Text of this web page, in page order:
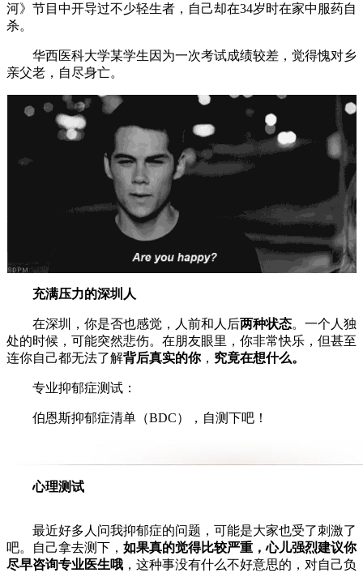
河》节目中开导过不少轻生者，自己却在34岁时在家中服药自
杀。
华西医科大学某学生因为一次考试成绩较差，觉得愧对乡
亲父老，自尽身亡。
充满压力的深圳人
在深圳，你是否也感觉，人前和人后两种状态。一个人独
处的时候，可能突然悲伤。在朋友眼里，你非常快乐，但甚至
连你自己都无法了解背后真实的你， 究竟在想什么。
专业抑郁症测试：
伯恩斯抑郁症清单（BDC），自测下吧！
心理测试
最近好多人问我抑郁症的问题，可能是大家也受了刺激了
吧。自己拿去测下， 如果真的觉得比较严重，心儿强烈建议你
尽早咨询专业医生哦 ，这种事没有什么不好意思的，对自己负